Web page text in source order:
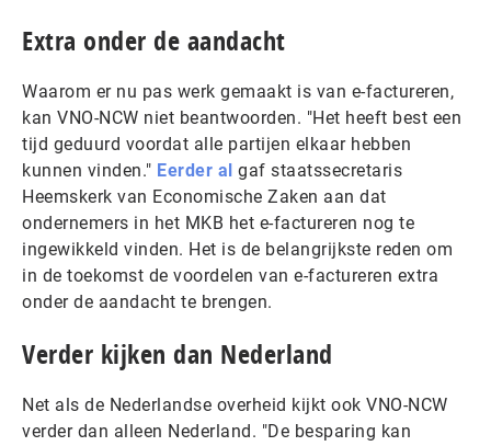
Extra onder de aandacht
Waarom er nu pas werk gemaakt is van e-factureren,
kan VNO-NCW niet beantwoorden. "Het heeft best een
tijd geduurd voordat alle partijen elkaar hebben
kunnen vinden." Eerder al gaf staatssecretaris
Heemskerk van Economische Zaken aan dat
ondernemers in het MKB het e-factureren nog te
ingewikkeld vinden. Het is de belangrijkste reden om
in de toekomst de voordelen van e-factureren extra
onder de aandacht te brengen.
Verder kijken dan Nederland
Net als de Nederlandse overheid kijkt ook VNO-NCW
verder dan alleen Nederland. "De besparing kan